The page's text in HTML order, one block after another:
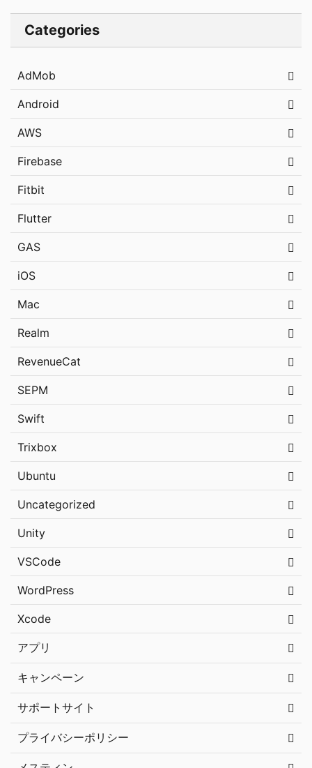
Categories
AdMob
Android
AWS
Firebase
Fitbit
Flutter
GAS
iOS
Mac
Realm
RevenueCat
SEPM
Swift
Trixbox
Ubuntu
Uncategorized
Unity
VSCode
WordPress
Xcode
アプリ
キャンペーン
サポートサイト
プライバシーポリシー